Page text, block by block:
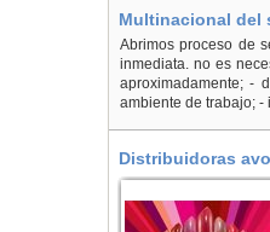
Multinacional del
Abrimos proceso de
inmediata. no es
aproximadamente; -
ambiente de trabajo; -
Distribuidoras